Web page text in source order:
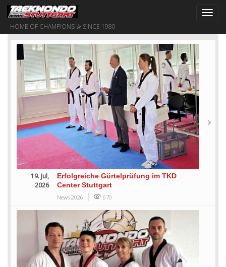
HOME OF CHAMPIONS ✰ SINCE 1980
19. Jul,
2026
Erfolgreiche Gürtelprüfung im TKD
Center Stuttgart
News 2026 670